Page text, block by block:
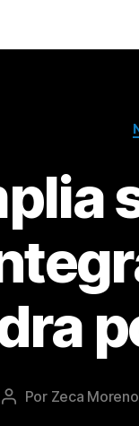
Por Zeca Moreno